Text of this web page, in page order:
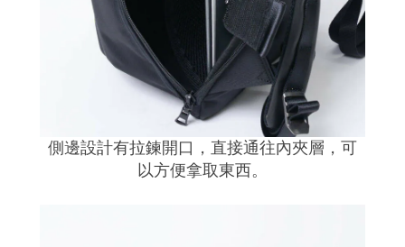
側邊設計有拉鍊開口，直接通往內夾層，可
以方便拿取東西。